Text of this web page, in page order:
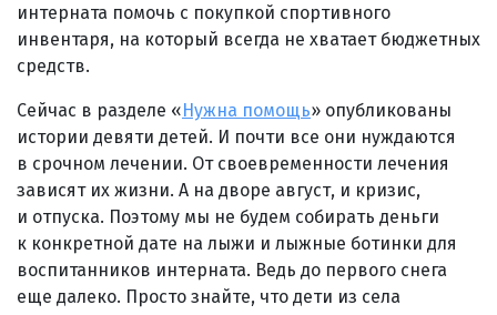
интерната помочь с покупкой спортивного
инвентаря, на который всегда не хватает бюджетных
средств.
Сейчас в разделе «Нужна помощь» опубликованы
истории девяти детей. И почти все они нуждаются
в срочном лечении. От своевременности лечения
зависят их жизни. А на дворе август, и кризис,
и отпуска. Поэтому мы не будем собирать деньги
к конкретной дате на лыжи и лыжные ботинки для
воспитанников интерната. Ведь до первого снега
еще далеко. Просто знайте, что дети из села